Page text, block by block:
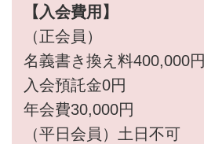
【入会費用】
（正会員）
名義書き換え料400,000円
入会預託金0円
年会費30,000円
（平日会員）土日不可